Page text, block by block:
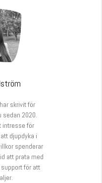
skrivit för
sedan 2020.
intresse för
djupdyka i
spenderar
att prata med
för att